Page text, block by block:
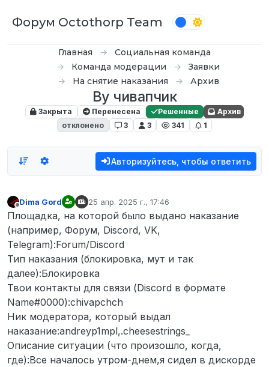
Форум Octothorp Team
Главная
Социальная команда
Команда модерации
Заявки
На снятие наказания
Архив
By чивапчик
Закрыта Перенесена Решенные
Архив
отклонено
3 3 341 1
Авторизуйтесь, чтобы ответить
Dima Gord 25 апр. 2025 г., 17:46
отредактировано
Площадка, на которой было выдано наказание
(например, Форум, Discord, VK,
Telegram):Forum/Discord
Тип наказания (блокировка, мут и так
далее):Блокировка
Твои контакты для связи (Discord в формате
Name#0000):chivapchch
Ник модератора, который выдал
наказание:andreyp1mpl,.cheesestrings_
Описание ситуации (что произошло, когда,
где):Все началось утром-днем,я сидел в дискорде